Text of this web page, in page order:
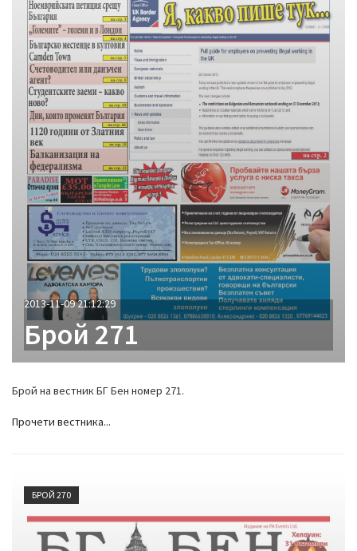
2013-11-09 21:12:29
Брой 271
Брой на вестник БГ Бен номер 271.
Прочети вестника...
БРОЙ 270